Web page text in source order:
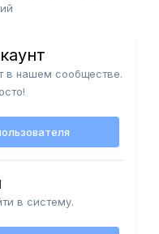
в нашем сообществе.
в систему.